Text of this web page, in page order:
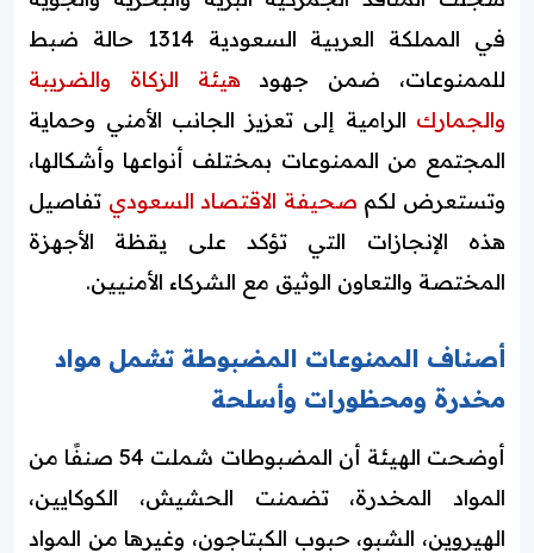
في المملكة العربية السعودية 1314 حالة ضبط
للممنوعات، ضمن جهود هيئة الزكاة والضريبة
والجمارك الرامية إلى تعزيز الجانب الأمني وحماية
المجتمع من الممنوعات بمختلف أنواعها وأشكالها،
وتستعرض لكم صحيفة الاقتصاد السعودي تفاصيل
هذه الإنجازات التي تؤكد على يقظة الأجهزة
المختصة والتعاون الوثيق مع الشركاء الأمنيين.
أصناف الممنوعات المضبوطة تشمل مواد
مخدرة ومحظورات وأسلحة
أوضحت الهيئة أن المضبوطات شملت 54 صنفًا من
المواد المخدرة، تضمنت الحشيش، الكوكايين،
الهيروين، الشبو، حبوب الكبتاجون، وغيرها من المواد